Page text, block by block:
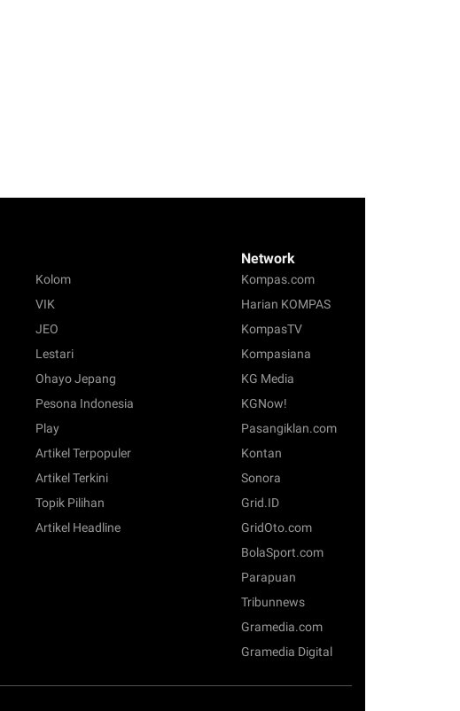
Kolom
VIK
JEO
Lestari
Ohayo Jepang
Pesona Indonesia
Play
Artikel Terpopuler
Artikel Terkini
Topik Pilihan
Artikel Headline
Network
Kompas.com
Harian KOMPAS
KompasTV
Kompasiana
KG Media
KGNow!
Pasangiklan.com
Kontan
Sonora
Grid.ID
GridOto.com
BolaSport.com
Parapuan
Tribunnews
Gramedia.com
Gramedia Digital